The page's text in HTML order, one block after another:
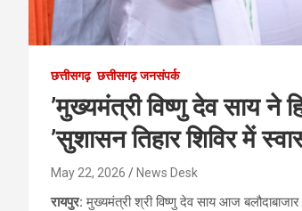
छत्तीसगढ़ छत्तीसगढ़ जनसंपर्क
’मुख्यमंत्री विष्णु देव साय ने
’सुशासन तिहार शिविर में
May 22, 2026 News Desk
रायपुर:मुख्यमंत्री श्री विष्णु देव साय आज